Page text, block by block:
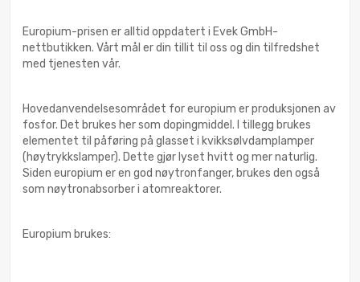
Europium-prisen er alltid oppdatert i Evek GmbH-
nettbutikken. Vårt mål er din tillit til oss og din tilfredshet
med tjenesten vår.
Hovedanvendelsesområdet for europium er produksjonen av
fosfor. Det brukes her som dopingmiddel. I tillegg brukes
elementet til påføring på glasset i kvikksølvdamplamper
(høytrykkslamper). Dette gjør lyset hvitt og mer naturlig.
Siden europium er en god nøytronfanger, brukes den også
som nøytronabsorber i atomreaktorer.
Europium brukes: